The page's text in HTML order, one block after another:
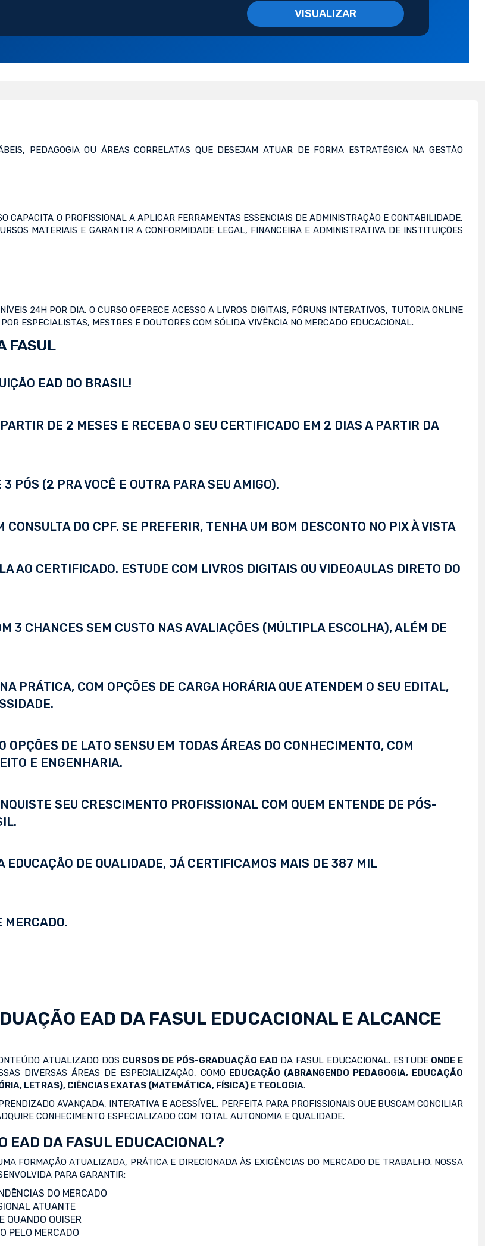
VISUALIZAR
PEDAGOGIA OU ÁREAS CORRELATAS QUE DESEJAM ATUAR DE FORMA ESTRATÉGICA NA GESTÃO
CAPACITA O PROFISSIONAL A APLICAR FERRAMENTAS ESSENCIAIS DE ADMINISTRAÇÃO E CONTABILIDADE,
MATERIAIS E GARANTIR A CONFORMIDADE LEGAL, FINANCEIRA E ADMINISTRATIVA DE INSTITUIÇÕES
24H POR DIA. O CURSO OFERECE ACESSO A LIVROS DIGITAIS, FÓRUNS INTERATIVOS, TUTORIA ONLINE
ESPECIALISTAS, MESTRES E DOUTORES COM SÓLIDA VIVÊNCIA NO MERCADO EDUCACIONAL.
FASUL
EAD DO BRASIL!
DE 2 MESES E RECEBA O SEU CERTIFICADO EM 2 DIAS A PARTIR DA
PÓS (2 PRA VOCÊ E OUTRA PARA SEU AMIGO).
DO CPF. SE PREFERIR, TENHA UM BOM DESCONTO NO PIX À VISTA
AO CERTIFICADO. ESTUDE COM LIVROS DIGITAIS OU VIDEOAULAS DIRETO DO
3 CHANCES SEM CUSTO NAS AVALIAÇÕES (MÚLTIPLA ESCOLHA), ALÉM DE
PRÁTICA, COM OPÇÕES DE CARGA HORÁRIA QUE ATENDEM O SEU EDITAL,
DE LATO SENSU EM TODAS ÁREAS DO CONHECIMENTO, COM
E ENGENHARIA.
SEU CRESCIMENTO PROFISSIONAL COM QUEM ENTENDE DE PÓS-
DE QUALIDADE, JÁ CERTIFICAMOS MAIS DE 387 MIL
MERCADO.
EAD DA FASUL EDUCACIONAL E ALCANCE
ATUALIZADO DOS CURSOS DE PÓS-GRADUAÇÃO EAD DA FASUL EDUCACIONAL. ESTUDE ONDE E
DIVERSAS ÁREAS DE ESPECIALIZAÇÃO, COMO EDUCAÇÃO (ABRANGENDO PEDAGOGIA, EDUCAÇÃO
LETRAS), CIÊNCIAS EXATAS (MATEMÁTICA, FÍSICA) E TEOLOGIA.
AVANÇADA, INTERATIVA E ACESSÍVEL, PERFEITA PARA PROFISSIONAIS QUE BUSCAM CONCILIAR
CONHECIMENTO ESPECIALIZADO COM TOTAL AUTONOMIA E QUALIDADE.
EAD DA FASUL EDUCACIONAL?
FORMAÇÃO ATUALIZADA, PRÁTICA E DIRECIONADA ÀS EXIGÊNCIAS DO MERCADO DE TRABALHO. NOSSA
PARA GARANTIR:
DO MERCADO
ATUANTE
QUANDO QUISER
PELO MERCADO